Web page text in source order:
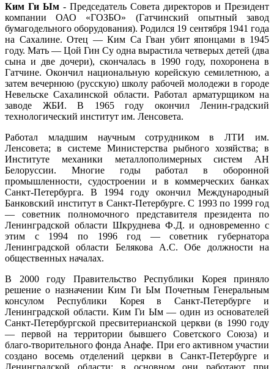
Ким Ги Ым - Председатель Совета директоров и Президент
компании ОАО «ГОЗБО» (Гатчинский опытный завод
бумагодельного оборудования). Родился 19 сентября 1941 года
на Сахалине. Отец — Ким Са Гван убит японцами в 1945
году. Мать — Цой Гин Су одна вырастила четверых детей (два
сына и две дочери), скончалась в 1990 году, похоронена в
Гатчине. Окончил национальную корейскую семилетнюю, а
затем вечернюю (русскую) школу рабочей молодежи в городе
Невельске Сахалинской области. Работал арматурщиком на
заводе ЖБИ. В 1965 году окончил Ленин-градский
технологический институт им. Ленсовета.
Работал младшим научным сотрудником в ЛТИ им.
Ленсовета; в системе Министерства рыбного хозяйства; в
Институте механики металлополимерных систем АН
Белоруссии. Многие годы работал в оборонной
промышленности, судостроении и в коммерческих банках
Санкт-Петербурга. В 1994 году окончил Международный
Банковский институт в Санкт-Петербурге. С 1993 по 1999 год
— советник полномочного представителя президента по
Ленинградской области Шкруднева Ф.Д. и одновременно с
этим с 1994 по 1996 год — советник губернатора
Ленинградской области Белякова А.C. Обе должности на
общественных началах.
В 2000 году Правительство Республики Корея приняло
решение о назначении Ким Ги Ым Почетным Генеральным
консулом Республики Корея в Санкт-Петербурге и
Ленинградской области. Ким Ги Ым — один из основателей
Санкт-Петербургской пресвитерианской церкви (в 1990 году
— первой на территории бывшего Советского Союза) и
благо-творительного фонда Анафе. При его активном участии
создано восемь отделений церкви в Санкт-Петербурге и
Ленинградской области: в основном они работают при